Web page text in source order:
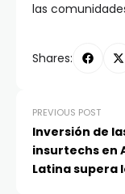
las
Shares:
PREVIOUS POST
Inversión de
insurtechs en
Latina supera